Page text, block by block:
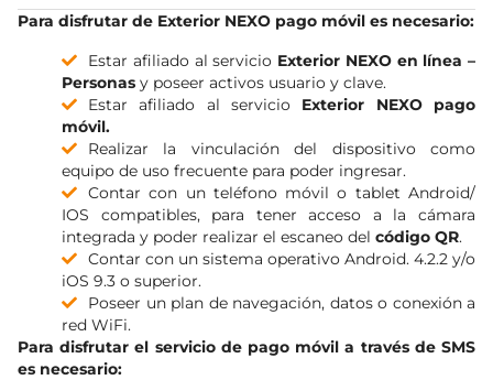
Para disfrutar de Exterior NEXO pago móvil es necesario:
Estar afiliado al servicio Exterior NEXO en línea –
Personas y poseer activos usuario y clave.
Estar afiliado al servicio Exterior NEXO pago
móvil.
Realizar la vinculación del dispositivo como
equipo de uso frecuente para poder ingresar.
Contar con un teléfono móvil o tablet Android/
IOS compatibles, para tener acceso a la cámara
integrada y poder realizar el escaneo del código QR.
Contar con un sistema operativo Android. 4.2.2 y/o
iOS 9.3 o superior.
Poseer un plan de navegación, datos o conexión a
red WiFi.
Para disfrutar el servicio de pago móvil a través de SMS
es necesario: